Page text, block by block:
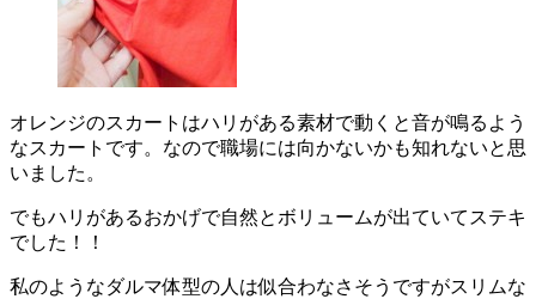
オレンジのスカートはハリがある素材で動くと音が鳴るよう
なスカートです。なので職場には向かないかも知れないと思
いました。
でもハリがあるおかげで自然とボリュームが出ていてステキ
でした！！
私のようなダルマ体型の人は似合わなさそうですがスリムな